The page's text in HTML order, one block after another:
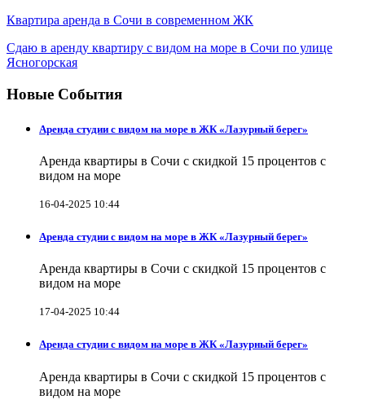
Квартира аренда в Сочи в современном ЖК
Сдаю в аренду квартиру с видом на море в Сочи по улице
Ясногорская
Новые События
Аренда студии с видом на море в ЖК «Лазурный берег»
Аренда квартиры в Сочи с скидкой 15 процентов с
видом на море
16-04-2025 10:44
Аренда студии с видом на море в ЖК «Лазурный берег»
Аренда квартиры в Сочи с скидкой 15 процентов с
видом на море
17-04-2025 10:44
Аренда студии с видом на море в ЖК «Лазурный берег»
Аренда квартиры в Сочи с скидкой 15 процентов с
видом на море